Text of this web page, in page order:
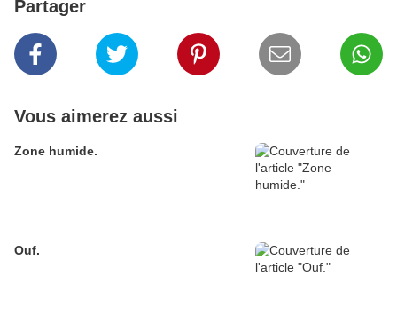
Partager
Vous aimerez aussi
Zone humide.
Ouf.